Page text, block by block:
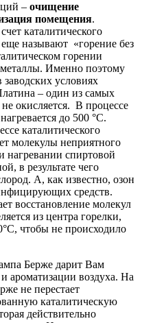
– очищение
помещения.
каталитического
называют «горение без
горении
Именно поэтому
условиях
– один из самых
окисляется. В процессе
до 500 °С.
каталитического
молекулы неприятного
нагревании спиртовой
в результате чего
А, как известно, озон
средств.
восстановление молекул
из центра горелки,
чтобы не происходило
Берже дарит Вам
ароматизации воздуха. На
не перестает
каталитическую
действительно